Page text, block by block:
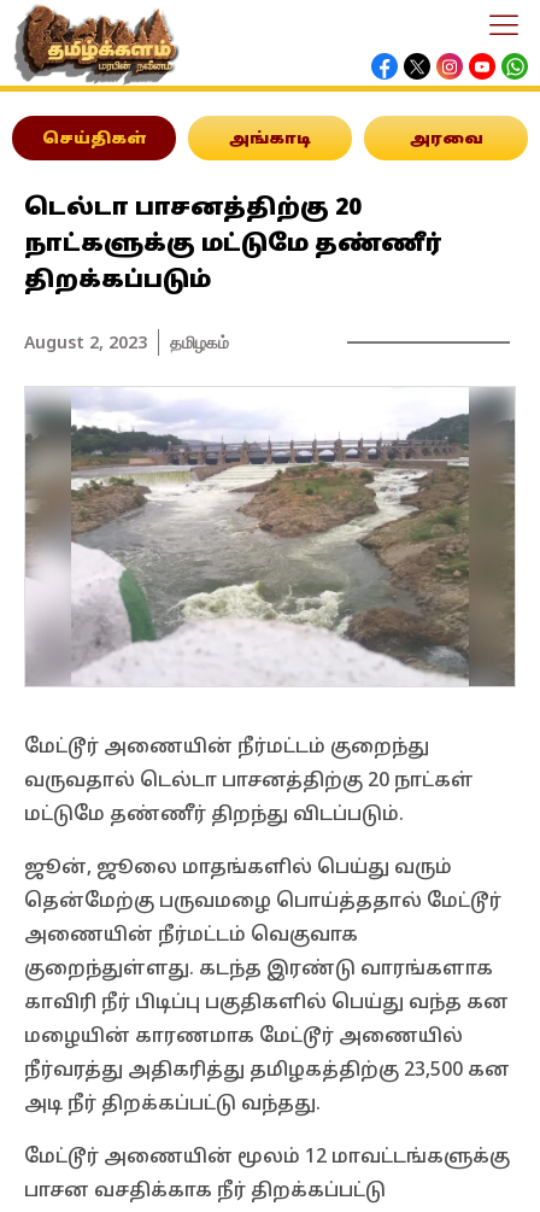
செய்திகள் அங்காடி அரவை
டெல்டா பாசனத்திற்கு 20
நாட்களுக்கு மட்டுமே தண்ணீர்
திறக்கப்படும்
August 2, 2023 தமிழகம்
மேட்டூர் அணையின் நீர்மட்டம் குறைந்து
வருவதால் டெல்டா பாசனத்திற்கு 20 நாட்கள்
மட்டுமே தண்ணீர் திறந்து விடப்படும்.
ஜூன், ஜூலை மாதங்களில் பெய்து வரும்
தென்மேற்கு பருவமழை பொய்த்ததால் மேட்டூர்
அணையின் நீர்மட்டம் வெகுவாக
குறைந்துள்ளது. கடந்த இரண்டு வாரங்களாக
காவிரி நீர் பிடிப்பு பகுதிகளில் பெய்து வந்த கன
மழையின் காரணமாக மேட்டூர் அணையில்
நீர்வரத்து அதிகரித்து தமிழகத்திற்கு 23,500 கன
அடி நீர் திறக்கப்பட்டு வந்தது.
மேட்டூர் அணையின் மூலம் 12 மாவட்டங்களுக்கு
பாசன வசதிக்காக நீர் திறக்கப்பட்டு